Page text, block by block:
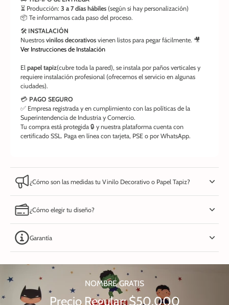
⏳ Producción: 3 a 7 días hábiles (según si hay personalización)
📦 Te informamos cada paso del proceso.
🛠️ INSTALACIÓN
Nuestros vinilos decorativos vienen listos para pegar fácilmente. 🎥
Ver Instrucciones de Instalación
El papel tapiz(cubre toda la pared), se instala por paños verticales y
requiere instalación profesional (ofrecemos el servicio en algunas
ciudades).
💳 PAGO SEGURO
✅ Empresa registrada y en cumplimiento con las políticas de la
Superintendencia de Industria y Comercio.
Tu compra está protegida 🔒 y nuestra plataforma cuenta con
certificado SSL. Paga en línea con tarjeta, PSE o por WhatsApp.
¿Cómo son las medidas tu Vinilo Decorativo o Papel Tapiz?
¿Cómo elegir tu diseño?
Garantía
NOMBRE GRATIS
Precio Regular: $50.000